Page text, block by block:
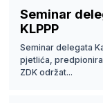
Seminar
KLPPP
Seminar delegata
pjetlića,
ZDK održat...